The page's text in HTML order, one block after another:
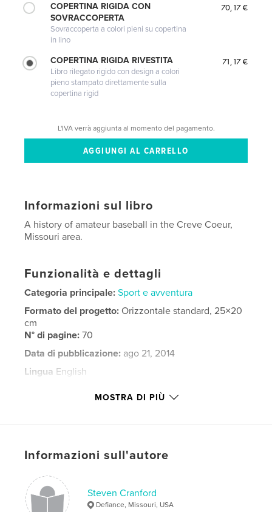
COPERTINA RIGIDA CON
SOVRACCOPERTA
Sovraccoperta a colori pieni su copertina
in lino
70,17 €
COPERTINA RIGIDA RIVESTITA
Libro rilegato rigido con design a colori
pieno stampato direttamente sulla
copertina rigid
71,17 €
L'IVA verrà aggiunta al momento del pagamento.
Informazioni sul libro
A history of amateur baseball in the Creve Coeur,
Missouri area.
Funzionalità e dettagli
Categoria principale: Sport e avventura
Formato del progetto:Orizzontale standard, 25×20
cm
N° di pagine:70
Data di pubblicazione: ago 21, 2014
Lingua English
MOSTRA DI PIÙ
Informazioni sull'autore
Steven Cranford
Defiance, Missouri, USA